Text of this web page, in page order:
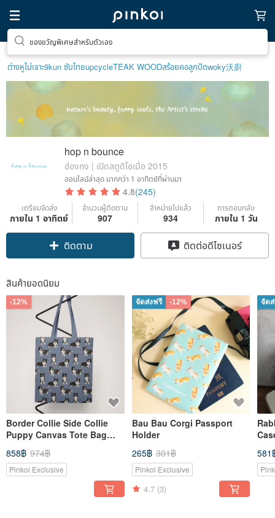
ของขวัญพิเศษสำหรับตัวเอง
ต่างหูไม่เจาะ9kun ซับไทยupcycleTEAK WOODสร้อยคอลูกปัดwoky沃廚
hop n bounce
ฮ่องกง | เปิดสตูดิโอเมื่อ 2015
ออนไลน์ล่าสุด มากกว่า 1 อาทิตย์ที่ผ่านมา
4.8(245)
เตรียมจัดส่ง
ภายใน 1 อาทิตย์
จำนวนผู้ติดตาม
907
จำหน่ายไปแล้ว
934
การตอบกลับ
ภายใน 1 วัน
Claim coupon
ติดตาม
ติดต่อดีไซเนอร์
สินค้ายอดนิยม
-12%
Border Collie Side Collie
Puppy Canvas Tote Bag
Tote Bag Canvas Bag Side
Backpack Trash Bag
858฿ 974฿
Pinkoi Exclusive
จัดส่งฟรี -12%
Bau Bau Corgi Passport
Holder
265฿ 301฿
Pinkoi Exclusive
4.7 (3)
จัด
581